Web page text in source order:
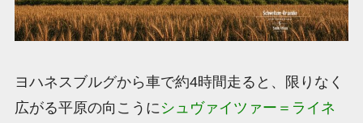
ヨハネスブルグから車で約4時間走ると、限りなく
広がる平原の向こうにシュヴァイツァー＝ライネ